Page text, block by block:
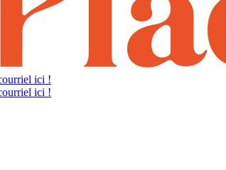
ici !
ici !